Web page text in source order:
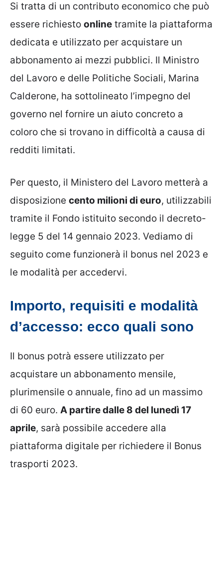
Si tratta di un contributo economico che può
essere richiesto online tramite la piattaforma
dedicata e utilizzato per acquistare un
abbonamento ai mezzi pubblici. Il Ministro
del Lavoro e delle Politiche Sociali, Marina
Calderone, ha sottolineato l’impegno del
governo nel fornire un aiuto concreto a
coloro che si trovano in difficoltà a causa di
redditi limitati.
Per questo, il Ministero del Lavoro metterà a
disposizione cento milioni di euro, utilizzabili
tramite il Fondo istituito secondo il decreto-
legge 5 del 14 gennaio 2023. Vediamo di
seguito come funzionerà il bonus nel 2023 e
le modalità per accedervi.
Importo, requisiti e modalità
d’accesso: ecco quali sono
Il bonus potrà essere utilizzato per
acquistare un abbonamento mensile,
plurimensile o annuale, fino ad un massimo
di 60 euro. A partire dalle 8 del lunedì 17
aprile, sarà possibile accedere alla
piattaforma digitale per richiedere il Bonus
trasporti 2023.